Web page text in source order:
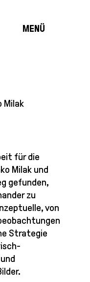
MENÜ
Milak
für die
Milak und
gefunden,
zu
von
Strategie